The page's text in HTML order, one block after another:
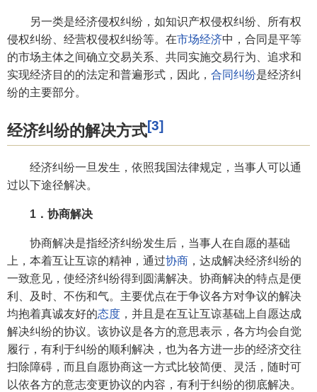
另一类是经济侵权纠纷，如知识产权侵权纠纷、所有权
侵权纠纷、经营权侵权纠纷等。在市场经济中，合同是平等
的市场主体之间确立交易关系、共同实施交易行为、追求和
实现经济目的的法定和普遍形式，因此， 合同纠纷是经济纠
纷的主要部分。
经济纠纷的解决方式[3]
经济纠纷一旦发生，依照我国法律规定，当事人可以通
过以下途径解决。
1．协商解决
协商解决是指经济纠纷发生后，当事人在自愿的基础
上，本着互让互谅的精神，通过协商 ，达成解决经济纠纷的
一致意见，使经济纠纷得到圆满解决。协商解决的特点是便
利、及时、不伤和气。主要优点在于争议各方对争议的解决
均抱着真诚友好的态度 ，并且是在互让互谅基础上自愿达成
解决纠纷的协议。该协议是各方的意思表示，各方均会自觉
履行，有利于纠纷的顺利解决，也为各方进一步的经济交往
扫除障碍，而且自愿协商这一方式比较简便、灵活，随时可
以依各方的意志变更协议的内容，有利于纠纷的彻底解决。